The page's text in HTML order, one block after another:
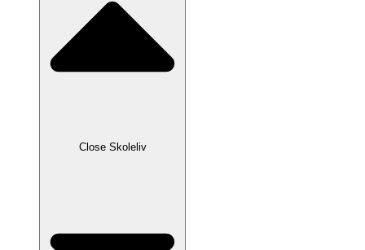
Close Skoleliv